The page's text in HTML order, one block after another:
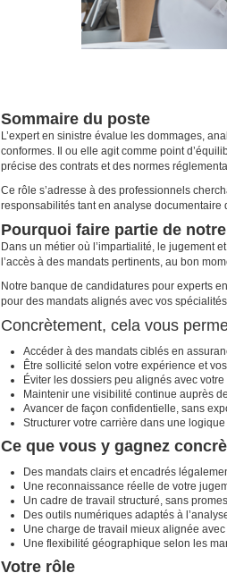
Sommaire du poste
L’expert en sinistre évalue les dommages,
conformes. Il ou elle agit comme point
précise des contrats et des normes
Ce rôle s’adresse à des professionnels
responsabilités tant en analyse documentaire
Pourquoi faire partie de
Dans un métier où l’impartialité, le jugement
l’accès à des mandats pertinents, au bon
Notre banque de candidatures pour experts
pour des mandats alignés avec vos
Concrètement, cela vous
Accéder à des mandats ciblés en
Être sollicité selon votre expérience et
Éviter les dossiers peu alignés avec votre
Maintenir une visibilité continue auprès
Avancer de façon confidentielle, sans
Structurer votre carrière dans une
Ce que vous y gagnez
Des mandats clairs et encadrés
Une reconnaissance réelle de votre
Un cadre de travail structuré, sans
Des outils numériques adaptés à
Une charge de travail mieux alignée
Une flexibilité géographique selon les
Votre rôle